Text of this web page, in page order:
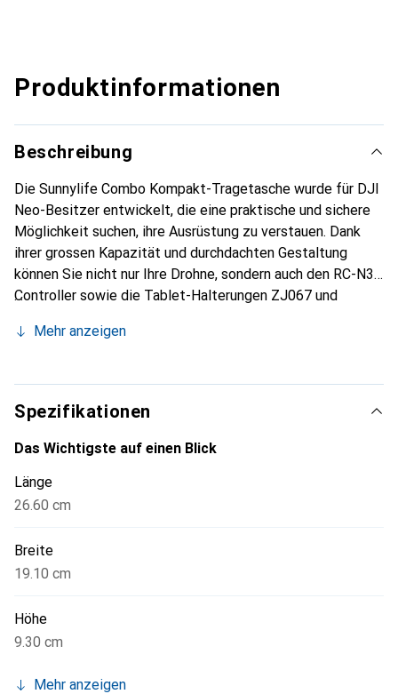
Produktinformationen
Beschreibung
Die Sunnylife Combo Kompakt-Tragetasche wurde für DJI
Neo-Besitzer entwickelt, die eine praktische und sichere
Möglichkeit suchen, ihre Ausrüstung zu verstauen. Dank
ihrer grossen Kapazität und durchdachten Gestaltung
können Sie nicht nur Ihre Drohne, sondern auch den RC-N3-
Controller sowie die Tablet-Halterungen ZJ067 und
zu 4 Batterien (einschliesslich einer im Drohne montierten)
Ersatzpropeller, einen Schraubendreher und Ladekabel
unterbringen.
Mehr anzeigen
Spezifikationen
Das Wichtigste auf einen Blick
Länge
26.60 cm
Breite
19.10 cm
Höhe
9.30 cm
Mehr anzeigen